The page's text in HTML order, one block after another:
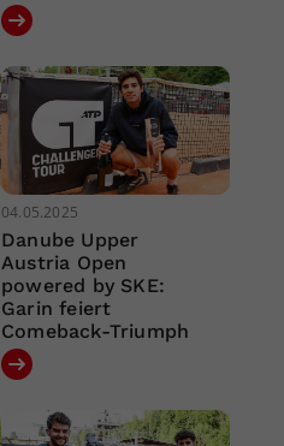
04.05.2025
Danube Upper
Austria Open
powered by SKE:
Garin feiert
Comeback-Triumph